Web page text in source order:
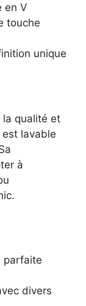
en V
touche
unique
la qualité et
lavable
à
parfaite
divers